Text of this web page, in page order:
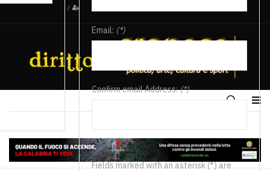
/
Email: (*)
Confirm email Address:(*)
Fields marked with an asterisk (*) are